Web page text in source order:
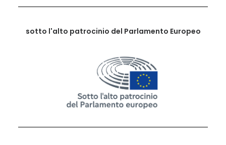
sotto l'alto patrocinio del Parlamento Europeo